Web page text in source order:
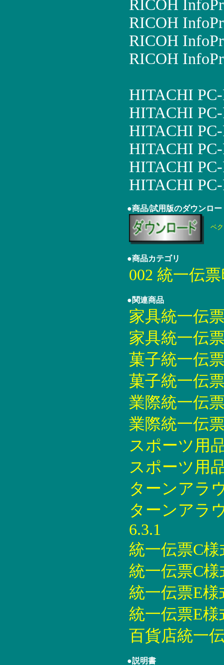
RICOH
RICOH
RICOH
RICOH
HITACHI
HITACHI
HITACHI
HITACHI
HITACHI
HITACHI
●商品/試用版のダウンロー
ベ
●商品カテゴリ
002 統一伝
●関連商品
家具統一伝
家具統一伝
菓子統一伝
菓子統一伝
業際統一伝
業際統一伝
スポーツ用
スポーツ用
ターンアラ
ターンアラ
6.3.1
統一伝票C様
統一伝票C様
統一伝票E様
統一伝票E様
百貨店統一
●説明書